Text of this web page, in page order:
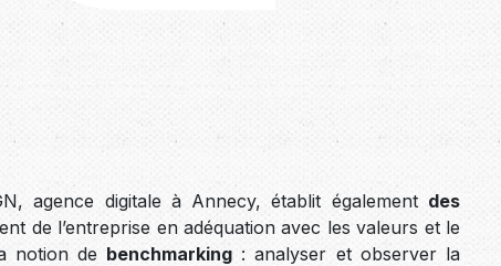
agence digitale à Annecy, établit également des
de l’entreprise en adéquation avec les valeurs et le
notion de benchmarking : analyser et observer la